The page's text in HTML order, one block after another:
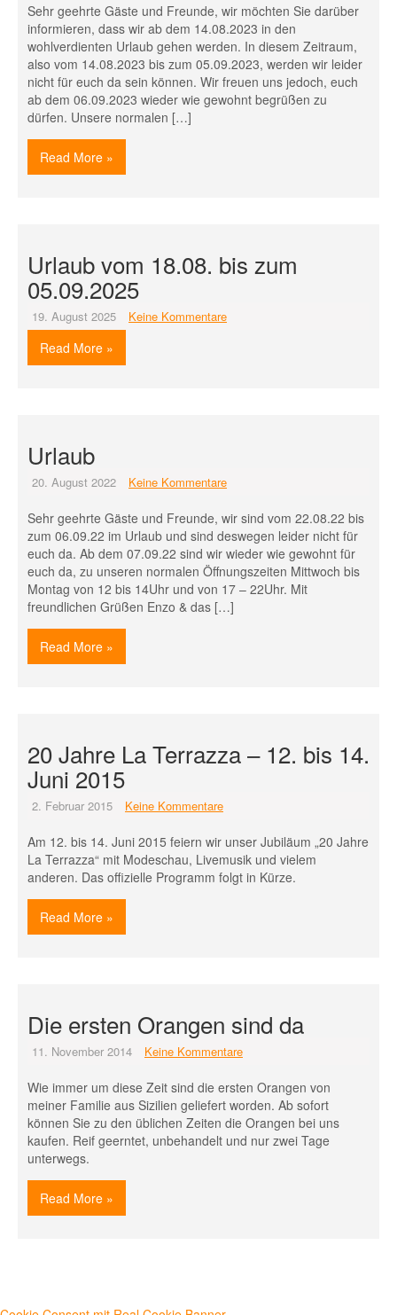
Sehr geehrte Gäste und Freunde, wir möchten Sie darüber
informieren, dass wir ab dem 14.08.2023 in den
wohlverdienten Urlaub gehen werden. In diesem Zeitraum,
also vom 14.08.2023 bis zum 05.09.2023, werden wir leider
nicht für euch da sein können. Wir freuen uns jedoch, euch
ab dem 06.09.2023 wieder wie gewohnt begrüßen zu
dürfen. Unsere normalen […]
Read More »
Urlaub vom 18.08. bis zum
05.09.2025
19. August 2025 Keine Kommentare
Read More »
Urlaub
20. August 2022 Keine Kommentare
Sehr geehrte Gäste und Freunde, wir sind vom 22.08.22 bis
zum 06.09.22 im Urlaub und sind deswegen leider nicht für
euch da. Ab dem 07.09.22 sind wir wieder wie gewohnt für
euch da, zu unseren normalen Öffnungszeiten Mittwoch bis
Montag von 12 bis 14Uhr und von 17 – 22Uhr. Mit
freundlichen Grüßen Enzo & das […]
Read More »
20 Jahre La Terrazza – 12. bis 14.
Juni 2015
2. Februar 2015 Keine Kommentare
Am 12. bis 14. Juni 2015 feiern wir unser Jubiläum „20 Jahre
La Terrazza“ mit Modeschau, Livemusik und vielem
anderen. Das offizielle Programm folgt in Kürze.
Read More »
Die ersten Orangen sind da
11. November 2014 Keine Kommentare
Wie immer um diese Zeit sind die ersten Orangen von
meiner Familie aus Sizilien geliefert worden. Ab sofort
können Sie zu den üblichen Zeiten die Orangen bei uns
kaufen. Reif geerntet, unbehandelt und nur zwei Tage
unterwegs.
Read More »